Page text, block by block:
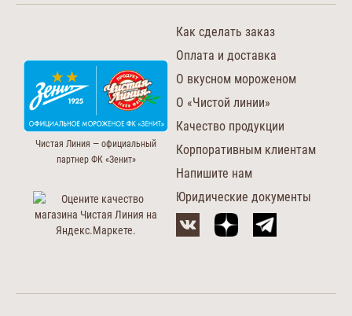
Чистая Линия — официальный
партнер ФК «Зенит»
Как сделать заказ
Оплата и доставка
О вкусном мороженом
О «Чистой линии»
Качество продукции
Корпоративным клиентам
Напишите нам
Юридические документы